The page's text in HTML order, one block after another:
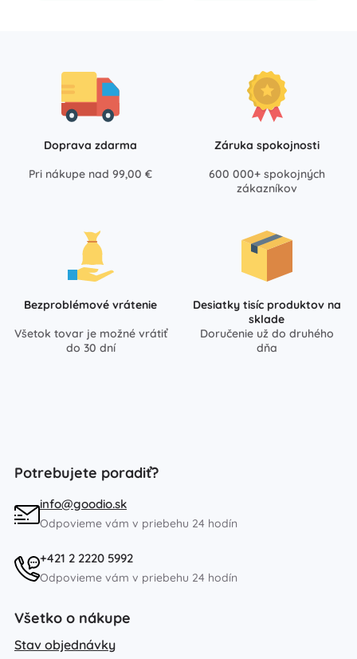
Doprava zdarma
Pri nákupe nad 99,00 €
Záruka spokojnosti
600 000+ spokojných
zákazníkov
Bezproblémové vrátenie
Všetok tovar je možné vrátiť
do 30 dní
Desiatky tisíc produktov na
sklade
Doručenie už do druhého
dňa
Potrebujete poradiť?
info@goodio.sk
Odpovieme vám v priebehu 24 hodín
+421 2 2220 5992
Odpovieme vám v priebehu 24 hodín
Všetko o nákupe
Stav objednávky